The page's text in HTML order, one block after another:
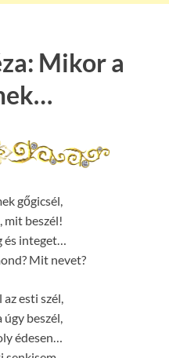
Mikor a
gőgicsél,
mit beszél!
integet…
Mit nevet?
esti szél,
beszél,
édesen…